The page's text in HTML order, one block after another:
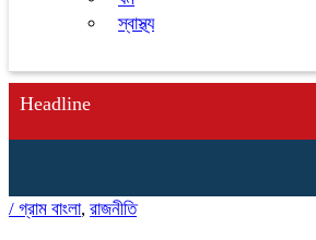
স্বাস্থ্য
Headline
/ গ্রাম বাংলা, রাজনীতি